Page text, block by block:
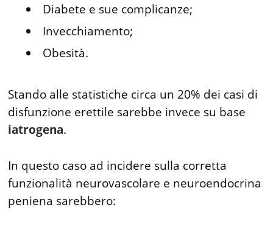
Diabete e sue complicanze;
Invecchiamento;
Obesità.
Stando alle statistiche circa un 20% dei casi di
disfunzione erettile sarebbe invece su base
iatrogena.
In questo caso ad incidere sulla corretta
funzionalità neurovascolare e neuroendocrina
peniena sarebbero: